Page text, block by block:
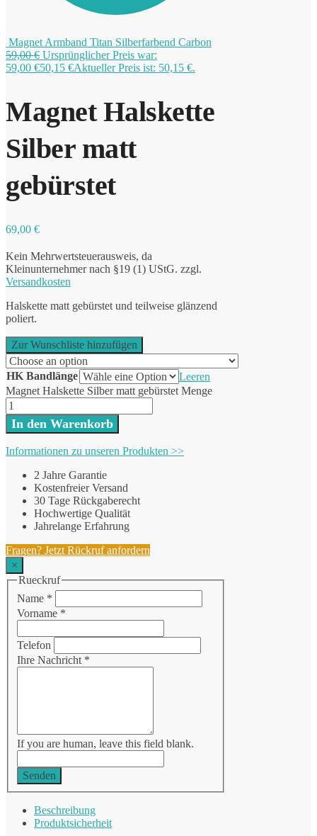
Magnet Armband Titan Silberfarbend Carbon
59,00€ Ursprünglicher Preis war:
59,00 €50,15 €Aktueller Preis ist: 50,15 €.
Magnet Halskette
Silber matt
gebürstet
69,00 €
Kein Mehrwertsteuerausweis, da
Kleinunternehmer nach §19 (1) UStG. zzgl.
Versandkosten
Halskette matt gebürstet und teilweise glänzend
poliert.
Zur Wunschliste hinzufügen
HK Bandlänge
Leeren
Magnet Halskette Silber matt gebürstet Menge
In den Warenkorb
Informationen zu unseren Produkten >>
2 Jahre Garantie
Kostenfreier Versand
30 Tage Rückgaberecht
Hochwertige Qualität
Jahrelange Erfahrung
Fragen? Jetzt Rückruf anfordern
×
Rueckruf
Name *
Vorname *
Telefon
Ihre Nachricht *
If you are human, leave this field blank.
Senden
Beschreibung
Produktsicherheit